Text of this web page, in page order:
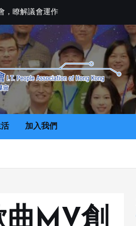
， 瞭解議會運作
加入我們
曲MV創